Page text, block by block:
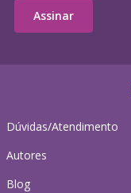
Dúvidas/Atendimento
Autores
Blog
Assinar